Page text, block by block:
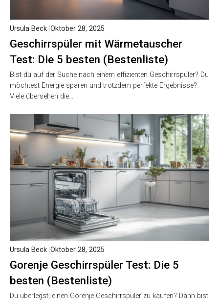
Geschirrspüler mit Wärmetauscher
Test: Die 5 besten (Bestenliste)
Ursula Beck Oktober 28, 2025
Bist du auf der Suche nach einem effizienten Geschirrspüler? Du
möchtest Energie sparen und trotzdem perfekte Ergebnisse?
Viele übersehen die…
Gorenje Geschirrspüler Test: Die 5
besten (Bestenliste)
Ursula Beck Oktober 28, 2025
Du überlegst, einen Gorenje Geschirrspüler zu kaufen? Dann bist